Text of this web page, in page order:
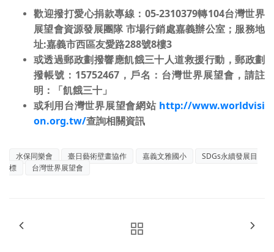
歡迎撥打愛心捐款專線：05-2310379轉104台灣世界
展望會資源發展團隊 市場行銷處嘉義辦公室；服務地
址:嘉義市西區友愛路288號8樓3
或透過郵政劃撥響應飢餓三十人道救援行動，郵政劃
撥帳號：15752467，戶名： 台灣世界展望會，請註
明：「飢餓三十」
或利用台灣世界展望會網站 http://www.worldvisi
on.org.tw/查詢相關資訊
水保同樂會 臺日藝術壁畫協作 嘉義文雅國小
SDGs永續發展目
標
台灣世界展望會